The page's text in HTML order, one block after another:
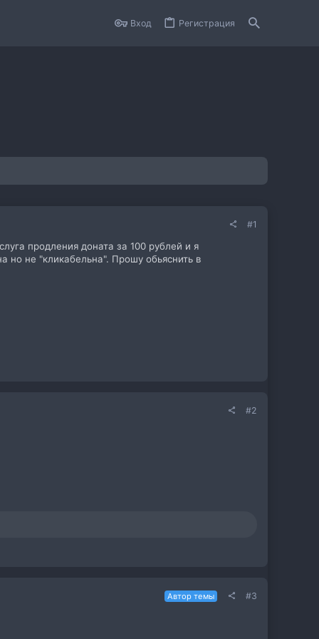
Вход Регистрация
#1
продления доната за 100 рублей и я
но не "кликабельна". Прошу обьяснить в
#2
Автор темы #3